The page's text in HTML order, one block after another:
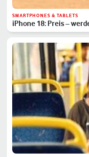
SMARTPHONES & TABLETS
iPhone 18: Preis –